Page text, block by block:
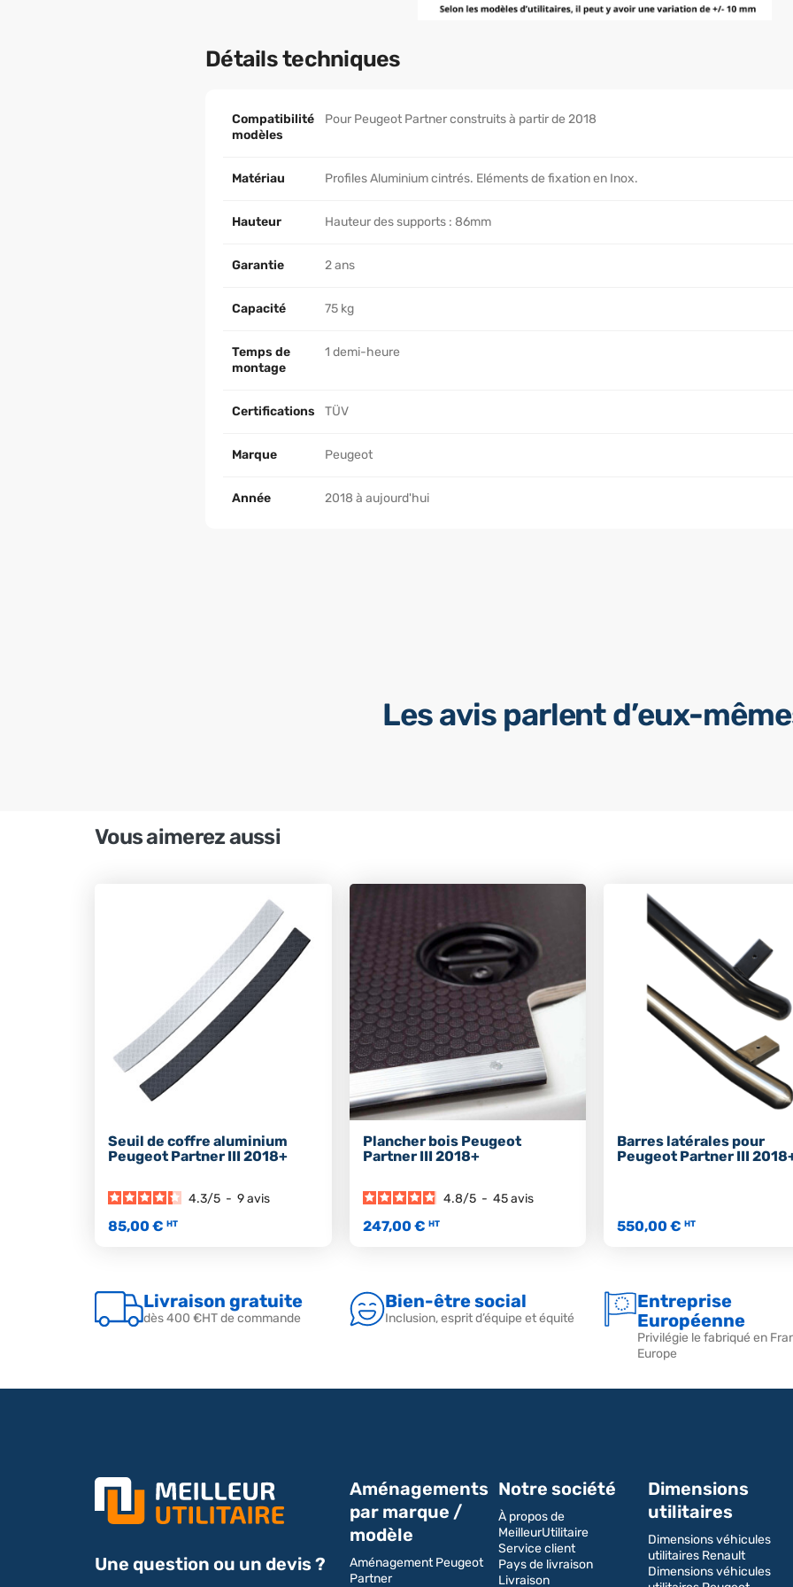
Détails techniques
Compatibilité
modèles
Pour Peugeot Partner construits à partir de 2018
Matériau Profiles Aluminium cintrés. Eléments de fixation en Inox.
Hauteur Hauteur des supports : 86mm
Garantie 2 ans
Capacité 75 kg
Temps de
montage
1 demi-heure
Certifications TÜV
Marque Peugeot
Année 2018 à aujourd'hui
Les avis parlent d’eux-
Vous aimerez aussi
Seuil de coffre aluminium
Peugeot Partner III 2018+
4.3/5 - 9avis
85,00 € HT
Plancher bois Peugeot
Partner III 2018+
4.8/5 - 45avis
247,00 € HT
Barres latérales pour
Peugeot Partner III
550,00 € HT
Livraison gratuite
dès 400 €HT de commande
Bien-être social
Inclusion, esprit d’équipe et équité
Entreprise
Européenne
Privilégie le fabriqué en
Europe
Une question ou un devis ?
Aménagements
par marque /
modèle
Aménagement Peugeot
Partner
Notre société
À propos de
MeilleurUtilitaire
Service client
Pays de livraison
Livraison
Dimensions
utilitaires
Dimensions véhicules
utilitaires Renault
Dimensions véhicules